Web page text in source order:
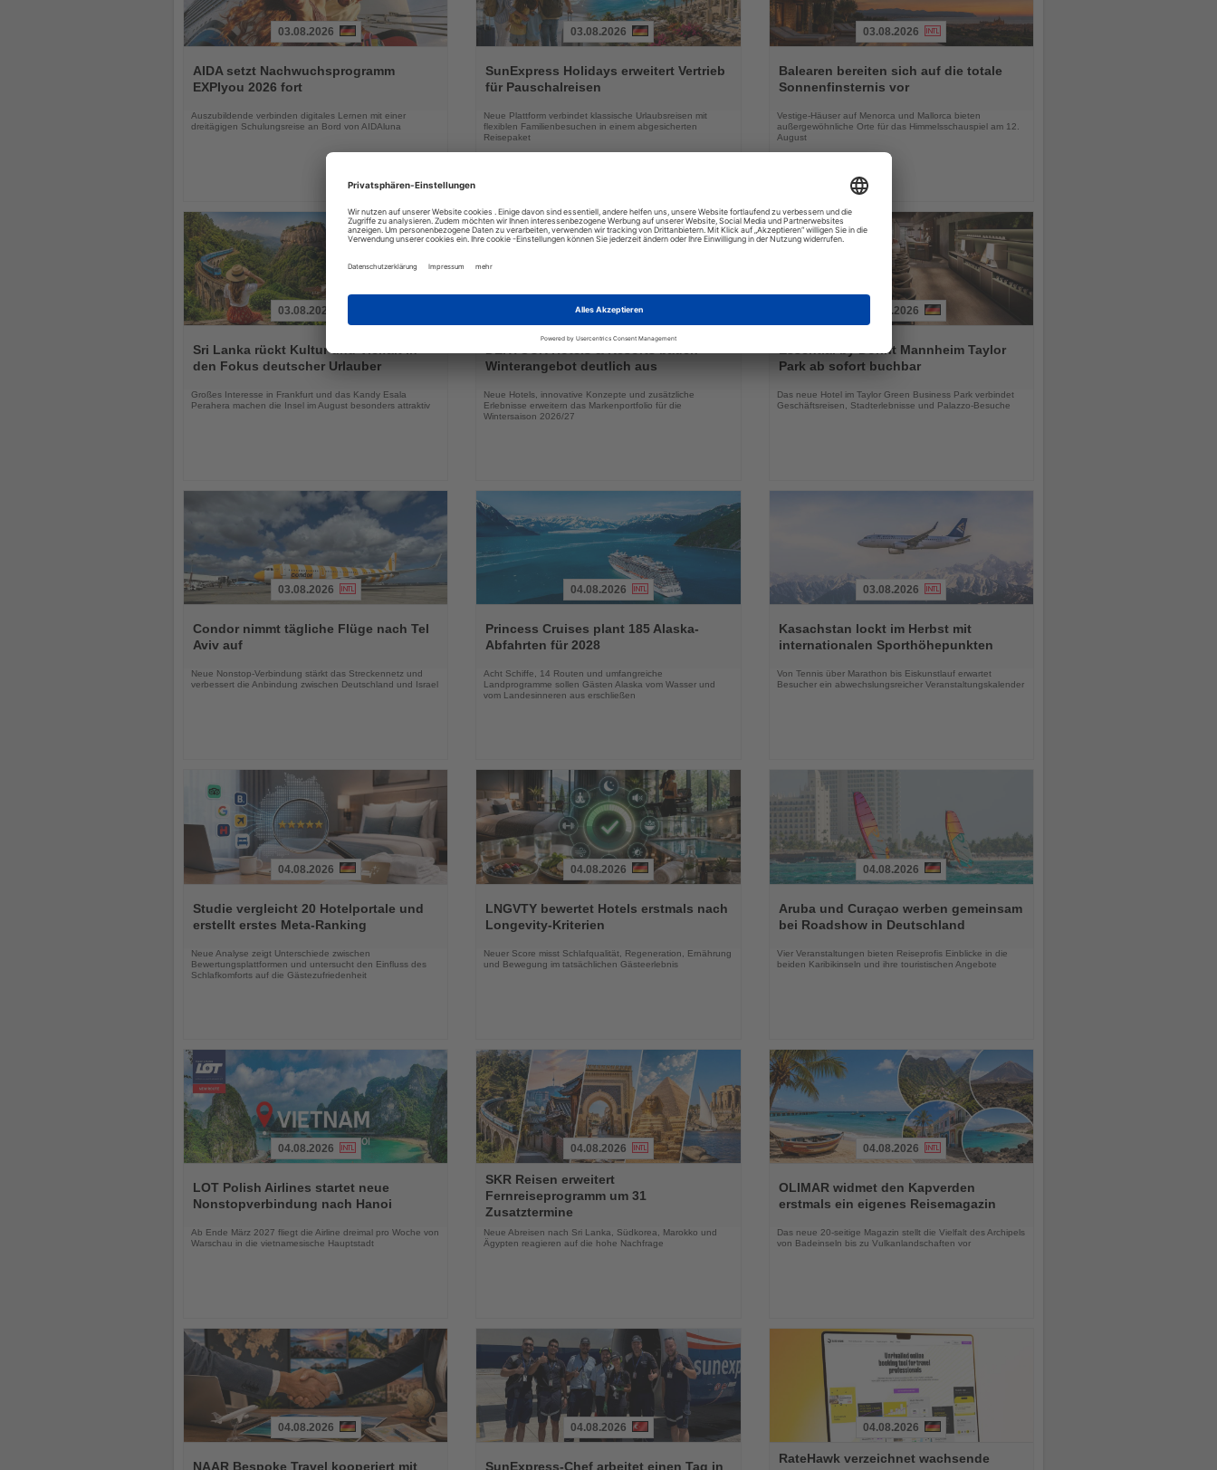
Sie
die
Nachrichten
03.08.2026
AIDA setzt Nachwuchsprogramm
EXPIyou 2026 fort
Auszubildende verbinden digitales Lernen mit einer
dreitägigen Schulungsreise an Bord von AIDAluna
Sie
die
03.08.2026
SunExpress Holidays erweitert Vertrieb
für Pauschalreisen
Neue Plattform verbindet klassische Urlaubsreisen mit
flexiblen Familienbesuchen in einem abgesicherten
Reisepaket
Sie
die
03.08.2026
Balearen bereiten sich auf die totale
Sonnenfinsternis vor
Vestige-Häuser auf Menorca und Mallorca bieten
außergewöhnliche Orte für das Himmelsschauspiel am 12.
August
Sie
die
03.08.2026
Sri Lanka rückt Kultur und Vielfalt in
den Fokus deutscher Urlauber
Großes Interesse in Frankfurt und das Kandy Esala
Perahera machen die Insel im August besonders attraktiv
die
Nachrichten
03.08.2026
Winterangebot deutlich aus
Neue Hotels, innovative Konzepte und zusätzliche
Erlebnisse erweitern das Markenportfolio für die
Wintersaison 2026/27
die
03.08.2026
Essential by Dorint Mannheim Taylor
Park ab sofort buchbar
Das neue Hotel im Taylor Green Business Park verbindet
Geschäftsreisen, Stadterlebnisse und Palazzo-Besuche
Sie
die
03.08.2026
Condor nimmt tägliche Flüge nach Tel
Aviv auf
Neue Nonstop-Verbindung stärkt das Streckennetz und
verbessert die Anbindung zwischen Deutschland und Israel
Sie
die
04.08.2026
Princess Cruises plant 185 Alaska-
Abfahrten für 2028
Acht Schiffe, 14 Routen und umfangreiche
Landprogramme sollen Gästen Alaska vom Wasser und
vom Landesinneren aus erschließen
Sie
die
03.08.2026
Kasachstan lockt im Herbst mit
internationalen Sporthöhepunkten
Von Tennis über Marathon bis Eiskunstlauf erwartet
Besucher ein abwechslungsreicher Veranstaltungskalender
Sie
die
04.08.2026
Studie vergleicht 20 Hotelportale und
erstellt erstes Meta-Ranking
Neue Analyse zeigt Unterschiede zwischen
Bewertungsplattformen und untersucht den Einfluss des
Schlafkomforts auf die Gästezufriedenheit
Sie
die
Nachrichten
04.08.2026
LNGVTY bewertet Hotels erstmals nach
Longevity-Kriterien
Neuer Score misst Schlafqualität, Regeneration, Ernährung
und Bewegung im tatsächlichen Gästeerlebnis
Sie
die
04.08.2026
Aruba und Curaçao werben gemeinsam
bei Roadshow in Deutschland
Vier Veranstaltungen bieten Reiseprofis Einblicke in die
beiden Karibikinseln und ihre touristischen Angebote
Sie
die
Nachrichten
04.08.2026
LOT Polish Airlines startet neue
Nonstopverbindung nach Hanoi
Ab Ende März 2027 fliegt die Airline dreimal pro Woche von
Warschau in die vietnamesische Hauptstadt
Sie
die
Nachrichten
04.08.2026
SKR Reisen erweitert
Fernreiseprogramm um 31
Zusatztermine
Neue Abreisen nach Sri Lanka, Südkorea, Marokko und
Ägypten reagieren auf die hohe Nachfrage
Sie
die
04.08.2026
OLIMAR widmet den Kapverden
erstmals ein eigenes Reisemagazin
Das neue 20-seitige Magazin stellt die Vielfalt des Archipels
von Badeinseln bis zu Vulkanlandschaften vor
Sie
04.08.2026
NAAR Bespoke Travel kooperiert mit
Sie
04.08.2026
SunExpress-Chef arbeitet einen Tag in
Sie
04.08.2026
RateHawk verzeichnet wachsende